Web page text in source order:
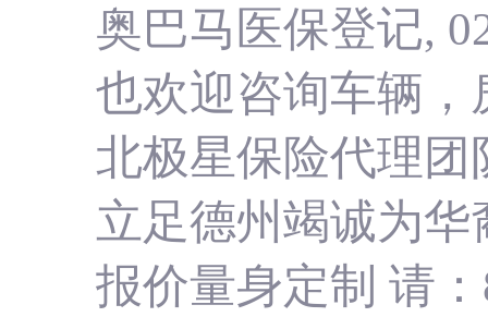
奥巴马医保登记,
也欢迎咨询车辆
北极星保险代理团
立足德州竭诚为
报价量身定制 请：